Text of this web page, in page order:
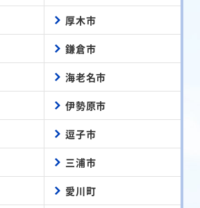
厚木市
鎌倉市
海老名市
伊勢原市
逗子市
三浦市
愛川町